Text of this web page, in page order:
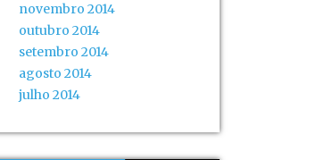
novembro 2014
outubro 2014
setembro 2014
agosto 2014
julho 2014